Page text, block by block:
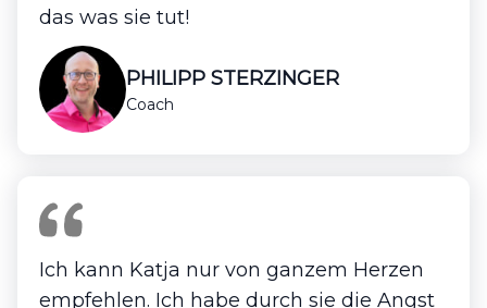
das was sie tut!
PHILIPP STERZINGER
Coach
Ich kann Katja nur von ganzem Herzen
empfehlen. Ich habe durch sie die Angst